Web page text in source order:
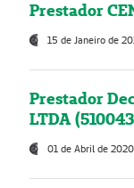
Prestador
15 de Janeiro de
Prestador
LTDA
01 de Abril de 2020